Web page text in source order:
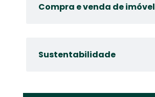
Compra e venda de imóvel
Sustentabilidade